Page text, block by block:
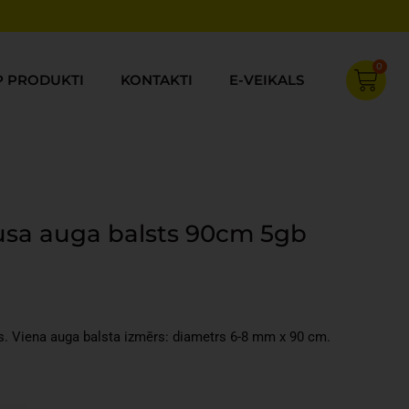
PRODUKTI KONTAKTI E-VEIKALS
0
Cart
auga balsts 90cm 5gb
Viena auga balsta izmērs: diametrs 6-8 mm x 90 cm.